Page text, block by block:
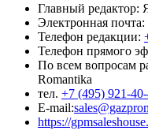
Главный редактор:
Электронная почта:
Телефон редакции:
Телефон прямого
По всем вопросам
Romantika
тел. +7 (495) 921-40-
E-mail:
https://